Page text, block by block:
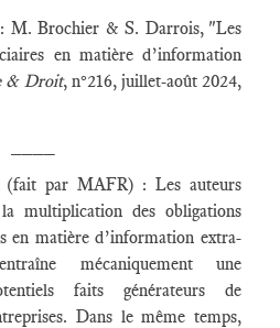
M. Brochier & S. Darrois, "Les
en matière d’information
& Droit, n°216, juillet-août 2024,
par MAFR) : Les auteurs
multiplication des obligations
en matière d’information extra-
mécaniquement une
faits générateurs de
Dans le même temps,